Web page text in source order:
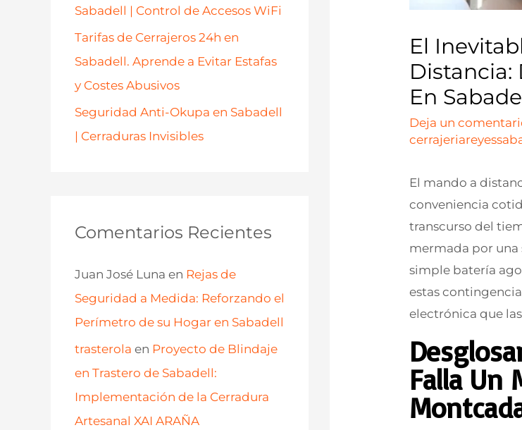
Sabadell | Control de Accesos WiFi
Tarifas de Cerrajeros 24h en
Sabadell. Aprende a Evitar Estafas
y Costes Abusivos
Seguridad Anti-Okupa en Sabadell
| Cerraduras Invisibles
Comentarios Recientes
Juan José Luna en Rejas de
Seguridad a Medida: Reforzando el
Perímetro de su Hogar en Sabadell
trasterola en Proyecto de Blindaje
en Trastero de Sabadell:
Implementación de la Cerradura
Artesanal XAI ARAÑA
El
Distancia:
En
Deja un
El mando a
conveniencia
transcurso del
mermada por una
simple batería
estas
electrónica que
Falla Un